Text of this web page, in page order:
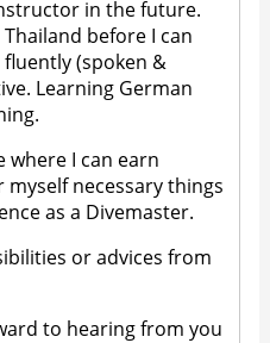
in the future.
before I can
fluently (spoken &
Learning German
where I can earn
necessary things
as a Divemaster.
or advices from
to hearing from you